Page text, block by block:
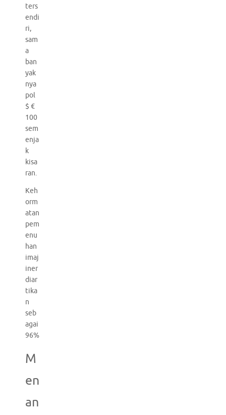
ters
endi
ri,
sam
a
ban
yak
nya
pol
$ €
100
sem
enja
k
kisa
ran.
Keh
orm
atan
pem
enu
han
imaj
iner
diar
tika
n
seb
agai
96%
M
en
an